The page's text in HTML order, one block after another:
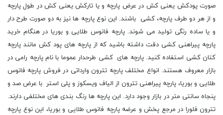
صورت پودکش یعنی کش در عرض پارچه و یا تارکش یعنی کش در طول پارچه
و از هر دو طرف پارچه، کشی باشند. این نوع پارچه ها نیز به دو صورت طرح دار
و یا ساده رنگی تولید می شوند. پارچه فانوس طلایی و بوریا در هنگام خرید
پارچه پیراهنی کشی دقت داشته باشید که از پارچه های پود کش مانند پارچه
کتان کشی استفاده کنید. پارچه های کشی طرحدار عموما با نام پارچه رامی در
بازار معروف هستند. انواع مختلف پارچه تترون وارداتی در فروش پارچه فانوس
طلایی و بوریا، پارچه پیراهنی تترون از الیاف ویسکوز و پلی استر با عرض صد و
پنجاه سانتی متر در بازار وجود دارد. این پارچه ها رنگ بندی های مختلفی دارند.
تترون فلورا در مرجع پخش و عرضه پارچه فانوس طلایی و بوریا، این نوع پارچه